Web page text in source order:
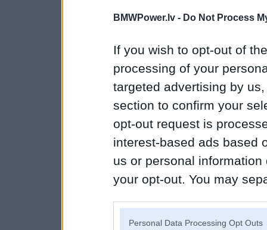
BMWPower.lv - Do Not Process
If you wish to opt-out of
processing of your
targeted advertising by
section to confirm your
opt-out request is
interest-based ads based
us or personal
your opt-out. You may
Personal Data Processing Opt Outs